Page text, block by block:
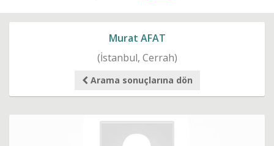
Murat AFAT
(İstanbul, Cerrah)
Arama sonuçlarına dön